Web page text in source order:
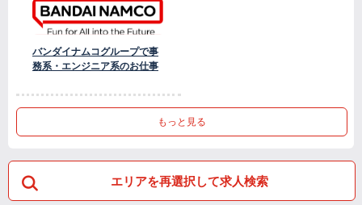
バンダイナムコグループで事
務系・エンジニア系のお仕事
もっと見る
エリアを再選択して求人検索